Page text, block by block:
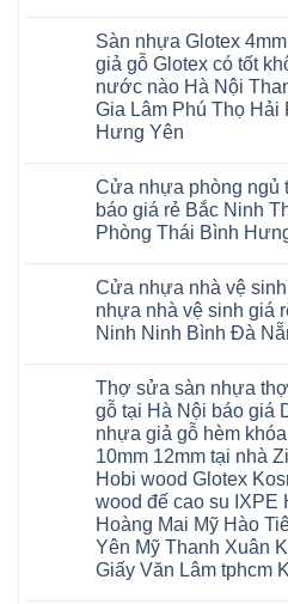
Yên
TpHCM
Bình
Dương
Huế
Cần
Thơ
Đà
Đức
Hoài
Đức
Ninh
Phòng
Tứ
Kỳ
Đan
Phượng
Quảng
Ninh
Thanh
Miện
Nghệ
An
Thanh
Hà
Bình
Thái
Bình
Thanh
Dương
Đà
Nẵng
Khánh
Hải
Phòng
Hưng
Yên
Nghệ
An
Quảng
Thọ
Bắc
Ninh
Tuyên
ngót
Gia
Lâm
Thanh
Xuân
Hà
Nội
Từ
Liêm
Đan
Phượng
Bình
Hải
Phòng
khách
hàng
quan
tâm
Quảng
Ninh
Nghệ
An
Bắc
Ninh
Tuyên
Nguyên
hèm
khóa
uy
tín
hàng
đầu
đã
định
tại
Việt
Nam
Glotex
Sàn
nhựa
Fukione
giả
gỗ
4mm
6mm
đế
cao
su
bình
luận
ở
Sàn
nhựa
Glotex
và
composite
giả
vân
gỗ
tạo
sang
trọng
Sàn nhựa Glotex
giả gỗ Glotex có tốt
nước nào Hà Nội
Gia Lâm Phú Thọ
Hưng Yên
bình
luận
ở
Sàn
4mm
giá
bao
nhiêu
Sàn
Glotex
có
tốt
không
sàn
nhựa
glotex
nước
nào
Hà
Nội
Cửa nhựa phòng ngủ
báo giá rẻ Bắc Ninh
Phòng Thái Bình
bình
luận
ở
Cửa
ngủ
tại
Hà
Nội
cửa
composite
báo
giá
rẻ
Bắc
Ninh
Thanh
Xuân
Cửa nhựa nhà vệ
nhựa nhà vệ sinh giá
Ninh Ninh Bình Đà
bình
luận
ở
Cửa
nhựa
nhà
vệ
sinh
tại
Hà
Nội
giá
Thợ sửa sàn nhựa
gỗ tại Hà Nội báo giá
nhựa giả gỗ hèm
10mm 12mm tại nhà
Hobi wood Glotex
wood đế cao su IXPE
Hoàng Mai Mỹ Hào
Yên Mỹ Thanh Xuân
Giấy Văn Lâm tphcm